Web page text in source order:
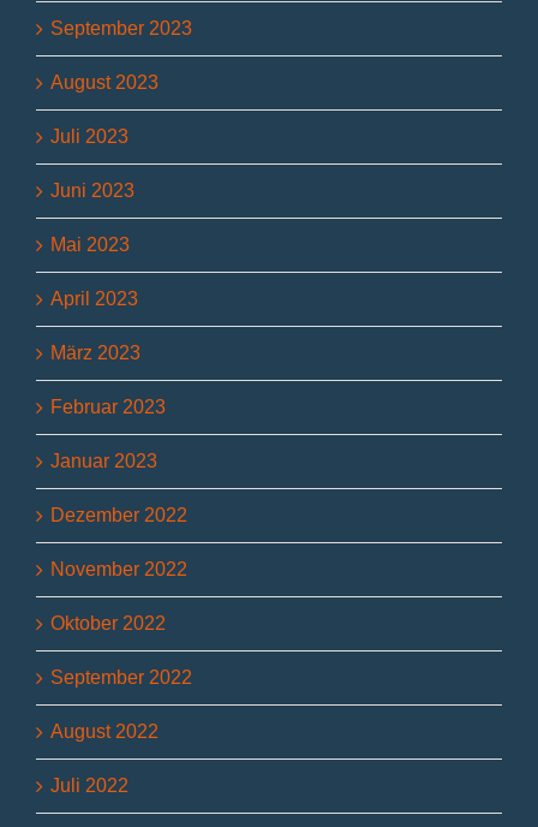
September 2023
August 2023
Juli 2023
Juni 2023
Mai 2023
April 2023
März 2023
Februar 2023
Januar 2023
Dezember 2022
November 2022
Oktober 2022
September 2022
August 2022
Juli 2022